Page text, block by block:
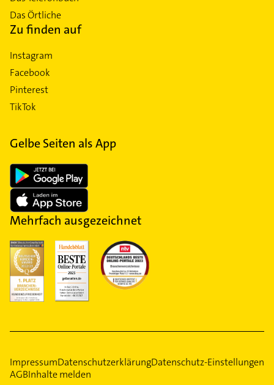
Das Örtliche
Zu finden auf
Instagram
Facebook
Pinterest
TikTok
Gelbe Seiten als App
Mehrfach ausgezeichnet
ImpressumDatenschutzerklärungDatenschutz-Einstellungen
AGBInhalte melden